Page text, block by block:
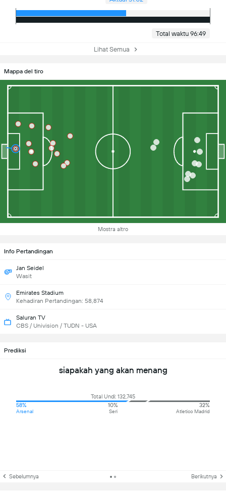
Total waktu 96:49
Lihat Semua
Mappa del tiro
Mostra altro
Info Pertandingan
Jan Seidel
Wasit
Emirates Stadium
Kehadiran Pertandingan: 58,874
Saluran TV
CBS / Univision / TUDN - USA
Prediksi
siapakah yang akan menang
Total Undi: 132,745
58%
Arsenal
10%
Seri
32%
Atletico Madrid
Sebelumnya Berikutnya